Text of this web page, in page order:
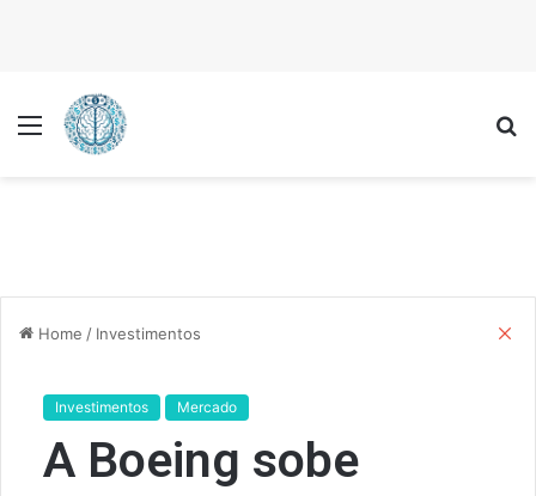
Menu
Home / Investimentos
Investimentos Mercado
A Boeing sobe